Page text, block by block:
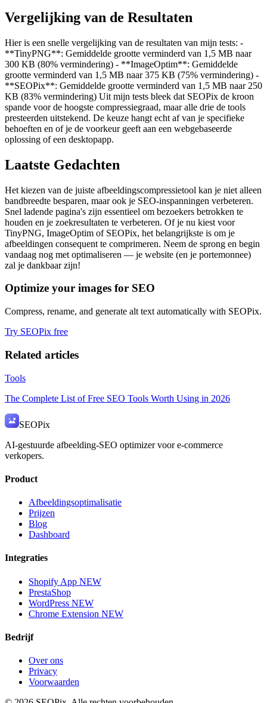
Vergelijking van de Resultaten
Hier is een snelle vergelijking van de resultaten van mijn tests: -
**TinyPNG**: Gemiddelde grootte verminderd van 1,5 MB naar
300 KB (80% vermindering) - **ImageOptim**: Gemiddelde
grootte verminderd van 1,5 MB naar 375 KB (75% vermindering) -
**SEOPix**: Gemiddelde grootte verminderd van 1,5 MB naar 250
KB (83% vermindering) Uit mijn tests bleek dat SEOPix de kroon
spande voor de hoogste compressiegraad, maar alle drie de tools
presteerden uitstekend. De keuze hangt echt af van je specifieke
behoeften en of je de voorkeur geeft aan een webgebaseerde
oplossing of een desktopapp.
Laatste Gedachten
Het kiezen van de juiste afbeeldingscompressietool kan je niet alleen
bandbreedte besparen, maar ook je SEO-inspanningen verbeteren.
Snel ladende pagina's zijn essentieel om bezoekers betrokken te
houden en je zoekresultaten te verbeteren. Of je nu kiest voor
TinyPNG, ImageOptim of SEOPix, het belangrijkste is om je
afbeeldingen consequent te comprimeren. Neem de sprong en begin
vandaag nog met optimaliseren — je website (en je portemonnee)
zal je dankbaar zijn!
Optimize your images for SEO
Compress, rename, and generate alt text automatically with SEOPix.
Try SEOPix free
Related articles
Tools
The Complete List of Free SEO Tools Worth Using in 2026
SEOPix
AI-gestuurde afbeelding-SEO optimizer voor e-commerce
verkopers.
Product
Afbeeldingsoptimalisatie
Prijzen
Blog
Dashboard
Integraties
Shopify App NEW
PrestaShop
WordPress NEW
Chrome Extension NEW
Bedrijf
Over ons
Privacy
Voorwaarden